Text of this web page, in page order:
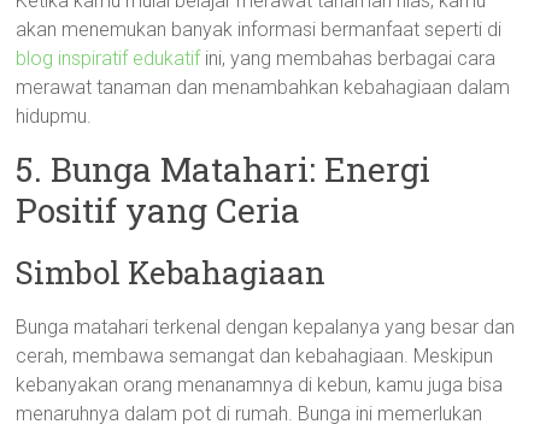
akan menemukan banyak informasi bermanfaat seperti di
blog inspiratif edukatifini, yang membahas berbagai cara
merawat tanaman dan menambahkan kebahagiaan dalam
hidupmu.
5. Bunga Matahari: Energi
Positif yang Ceria
Simbol Kebahagiaan
Bunga matahari terkenal dengan kepalanya yang besar dan
cerah, membawa semangat dan kebahagiaan. Meskipun
kebanyakan orang menanamnya di kebun, kamu juga bisa
menaruhnya dalam pot di rumah. Bunga ini memerlukan